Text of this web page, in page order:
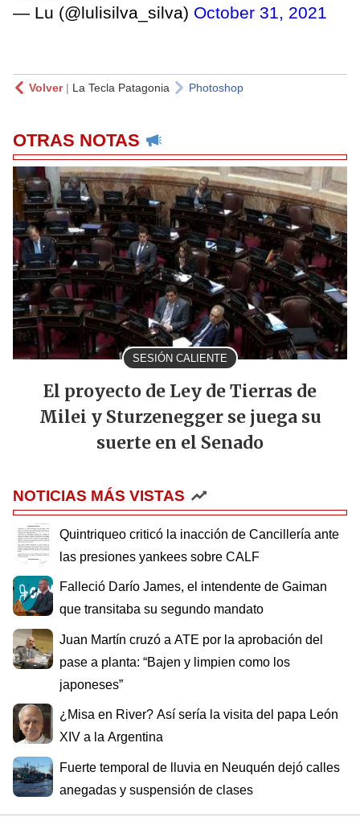
— Lu (@lulisilva_silva) October 31, 2021
Volver| La Tecla Patagonia Photoshop
OTRAS NOTAS
SESIÓN CALIENTE
El proyecto de Ley de Tierras de
Milei y Sturzenegger se juega su
suerte en el Senado
NOTICIAS MÁS VISTAS
Quintriqueo criticó la inacción de Cancillería ante
las presiones yankees sobre CALF
Falleció Darío James, el intendente de Gaiman
que transitaba su segundo mandato
Juan Martín cruzó a ATE por la aprobación del
pase a planta: “Bajen y limpien como los
japoneses”
¿Misa en River? Así sería la visita del papa León
XIV a la Argentina
Fuerte temporal de lluvia en Neuquén dejó calles
anegadas y suspensión de clases